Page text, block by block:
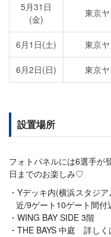
5月31日
(金)
東京
6月1日(土) 東京
6月2日(日) 東京
設置場所
フォトパネルには6選手が
日までのお楽しみ♡
Yデッキ内(横浜スタジ
近/9ゲート10ゲート間付
WING BAY SIDE 3階
THE BAYS 中庭 詳しく